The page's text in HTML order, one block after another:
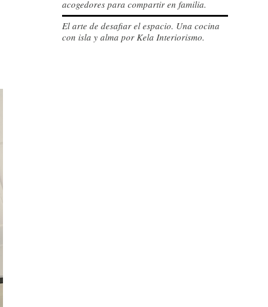
acogedores para compartir en familia.
El arte de desafiar el espacio. Una cocina
con isla y alma por Kela Interiorismo.